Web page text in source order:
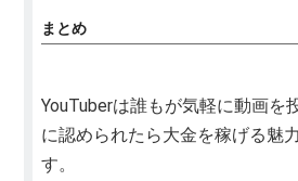
まとめ
YouTuberは誰もが気軽に動画を
に認められたら大金を稼げる魅
す。